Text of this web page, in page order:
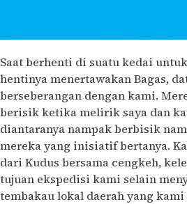
Saat berhenti di suatu kedai
hentinya menertawakan Bagas,
berseberangan dengan kami.
berisik ketika melirik saya dan
diantaranya nampak berbisik
mereka yang inisiatif bertanya.
dari Kudus bersama cengkeh,
tujuan ekspedisi kami selain
tembakau lokal daerah yang